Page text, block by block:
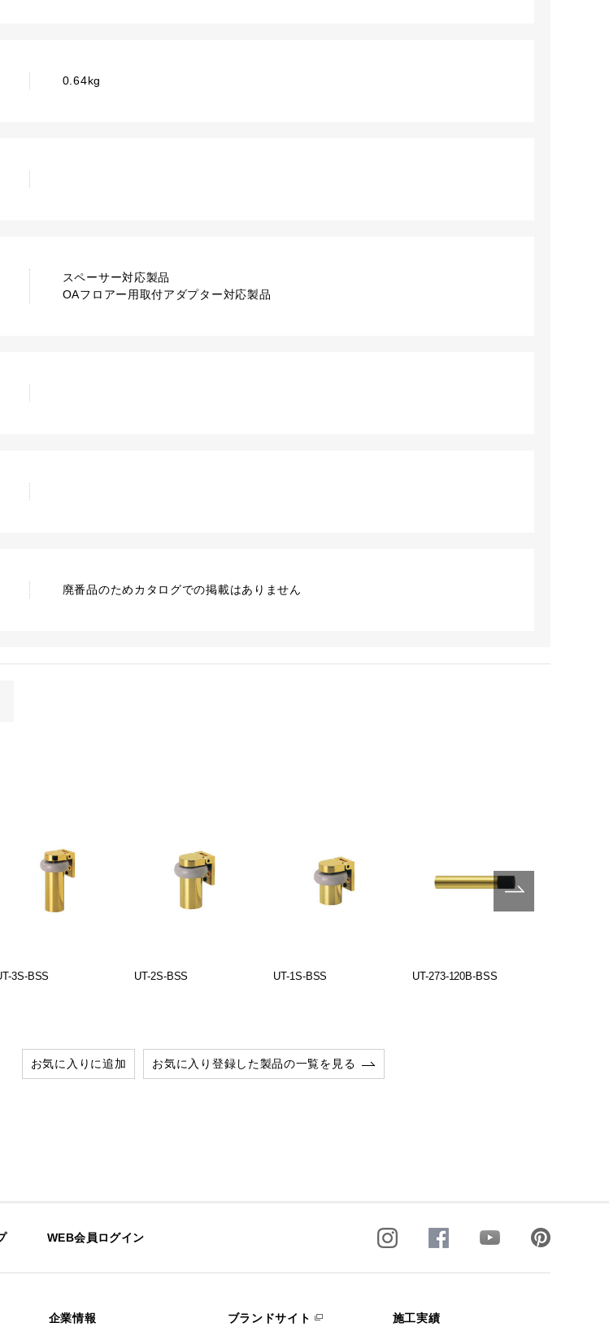
0.64kg
スペーサー対応製品
OAフロアー用取付アダプター対応製品
廃番品のためカタログでの掲載はありません
3S-BSS UT-2S-BSS UT-1S-BSS UT-273-120B-BSS
お気に入りに追加 お気に入り登録した製品の一覧を見る
WEB会員ログイン
企業情報 ブランドサイト 施工実績